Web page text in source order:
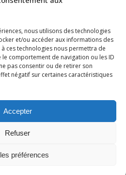
nous utilisons des technologies
et/ou accéder aux informations des
ces technologies nous permettra de
comportement de navigation ou les ID
pas consentir ou de retirer son
négatif sur certaines caractéristiques
Accepter
Refuser
préférences
légales